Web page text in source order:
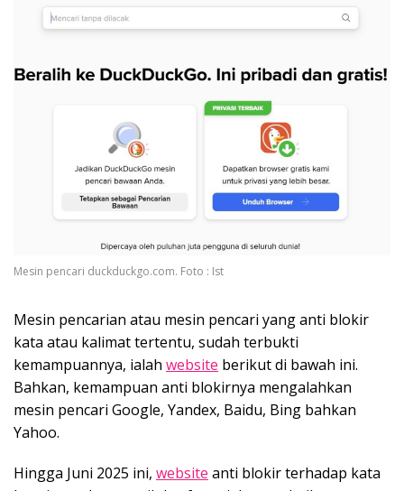
Mesin pencari duckduckgo.com. Foto : Ist
Mesin pencarian atau mesin pencari yang anti blokir
kata atau kalimat tertentu, sudah terbukti
kemampuannya, ialah website berikut di bawah ini.
Bahkan, kemampuan anti blokirnya mengalahkan
mesin pencari Google, Yandex, Baidu, Bing bahkan
Yahoo.
Hingga Juni 2025 ini, website anti blokir terhadap kata